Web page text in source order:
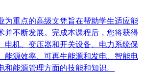
为重点的高级文凭旨在帮助学生适应能
并不断发展。完成本课程后，您将获得
电机、变压器和开关设备、电力系统保
能源效率、可再生能源和发电、智能电
和能源管理方面的技能和知识。